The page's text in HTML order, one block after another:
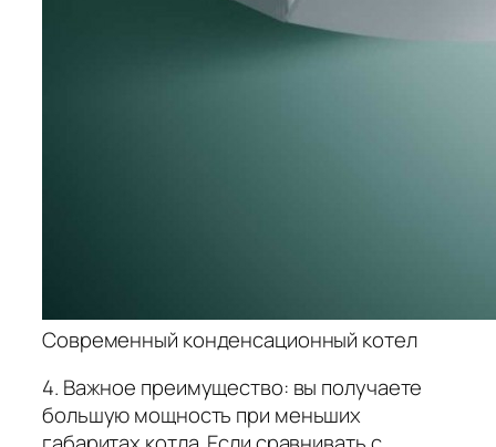
Современный конденсационный котел
4. Важное преимущество: вы получаете
большую мощность при меньших